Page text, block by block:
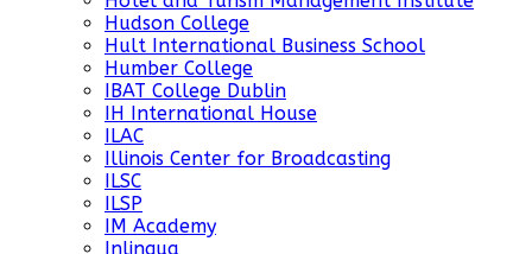
Hudson College
Hult International Business School
Humber College
IBAT College Dublin
IH International House
ILAC
Illinois Center for Broadcasting
ILSC
ILSP
IM Academy
Inlingua